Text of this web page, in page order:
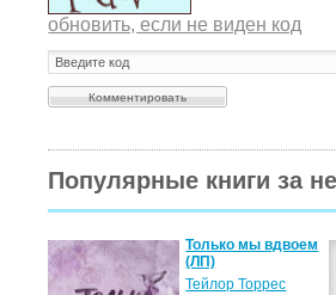
обновить, если не виден код
Популярные книги за
Только мы вдвоем
(ЛП)
Тейлор Торрес